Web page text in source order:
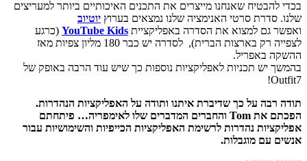
בכדי להבטיח שאנחנו מייצרים את התכנים האיכותיים ביותר למעריצים
שלנו. סדרת סרטי האנימציה שלנו נמצאים בערוץ יוטיוב
ואפשר גם למצוא את הסדרה באפליקציית YouTube Kids (כרגע
לצפייה רק בארצות הברית), לסדרה יש כבר 180 מליון צפיות מאז
ההשקה באפריל.
בהמשך יש תכניות לאפליקציות נוספות כך שיש עוד הרבה באופק של
Outfit7!
תודה רבה על כך שדיברת איתנו ותודה על האפליקציות הנהדרות.
הפכתם את Tom והחברים המדברים שלו לאימפריה… פיתחתם
אפליקציות נהדרות לרשימת האפליקציות הכייפיות והשימושיות עבור
אנשים עם מוגבלות.